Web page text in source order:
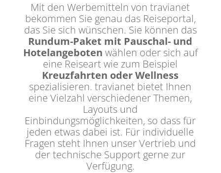
Mit den Werbemitteln von travianet
bekommen Sie genau das Reiseportal,
das Sie sich wünschen. Sie können das
Rundum-Paket mit Pauschal- und
Hotelangeboten wählen oder sich auf
eine Reiseart wie zum Beispiel
Kreuzfahrten oder Wellness
spezialisieren. travianet bietet Ihnen
eine Vielzahl verschiedener Themen,
Layouts und
Einbindungsmöglichkeiten, so dass für
jeden etwas dabei ist. Für individuelle
Fragen steht Ihnen unser Vertrieb und
der technische Support gerne zur
Verfügung.